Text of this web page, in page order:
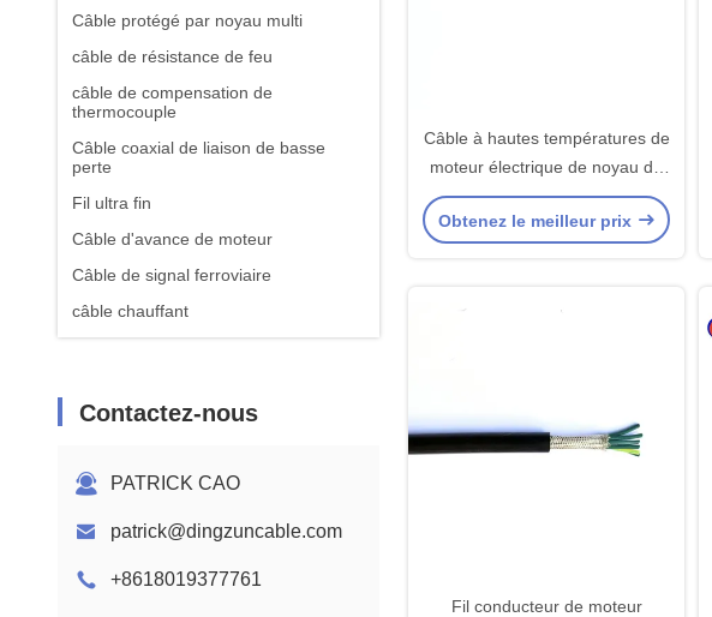
Câble protégé par noyau multi
câble de résistance de feu
câble de compensation de
thermocouple
Câble coaxial de liaison de basse
perte
Fil ultra fin
Câble d'avance de moteur
Câble de signal ferroviaire
câble chauffant
Contactez-nous
PATRICK CAO
patrick@dingzuncable.com
+8618019377761
Câble à hautes températures de
moteur électrique de noyau du
câble quatre d'avance de
moteur
Obtenez le meilleur prix
Fil conducteur de moteur